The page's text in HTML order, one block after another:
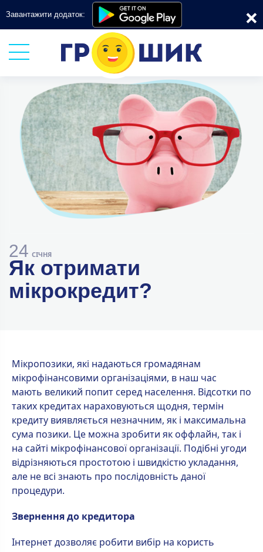
Завантажити додаток: ×
24 СІЧНЯ
Як отримати
мікрокредит?
Мікропозики, які надаються громадянам
мікрофінансовими організаціями, в наш час
мають великий попит серед населення. Відсотки по
таких кредитах нараховуються щодня, термін
кредиту виявляється незначним, як і максимальна
сума позики. Це можна зробити як оффлайн, так і
на сайті мікрофінансової організації. Подібні угоди
відрізняються простотою і швидкістю укладання,
але не всі знають про послідовність даної
процедури.
Звернення до кредитора
Інтернет дозволяє робити вибір на користь